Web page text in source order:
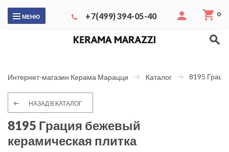
МЕНЮ +7(499) 394-05-40 0
Интернет-магазин Керама Марацци Каталог 8195
НАЗАД В КАТАЛОГ
8195 Грация бежевый
керамическая плитка